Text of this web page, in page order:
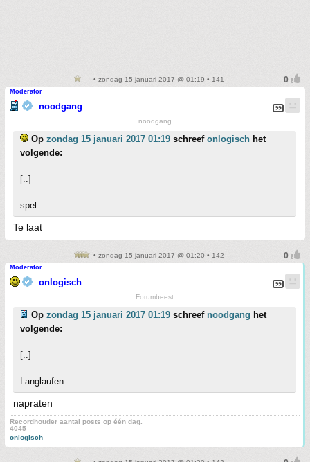
• zondag 15 januari 2017 @ 01:19 • 141
Moderator
noodgang
noodgang
Op zondag 15 januari 2017 01:19 schreef onlogisch het
volgende:
[..]
spel
Te laat
• zondag 15 januari 2017 @ 01:20 • 142
Moderator
onlogisch
Forumbeest
Op zondag 15 januari 2017 01:19 schreef noodgang het
volgende:
[..]
Langlaufen
napraten
Recordhouder aantal posts op één dag.
4045
onlogisch